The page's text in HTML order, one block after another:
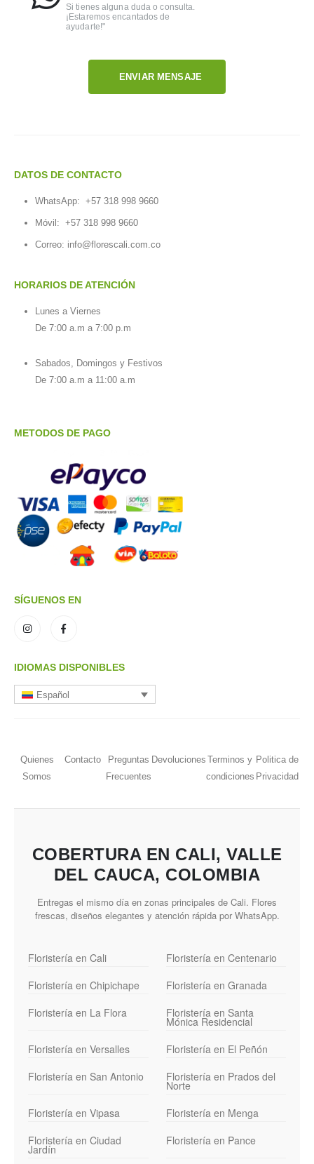
Si tienes alguna duda o consulta.
¡Estaremos encantados de
ayudarte!"
ENVIAR MENSAJE
DATOS DE CONTACTO
WhatsApp: +57 318 998 9660
Móvil: +57 318 998 9660
Correo: info@florescali.com.co
HORARIOS DE ATENCIÓN
Lunes a Viernes
De 7:00 a.m a 7:00 p.m
Sabados, Domingos y Festivos
De 7:00 a.m a 11:00 a.m
METODOS DE PAGO
SÍGUENOS EN
IDIOMAS DISPONIBLES
Español
Quienes
Somos
Contacto
Preguntas
Frecuentes
Devoluciones Terminos y
condiciones
Politica de
Privacidad
COBERTURA EN CALI, VALLE
DEL CAUCA, COLOMBIA
Entregas el mismo día en zonas principales de Cali. Flores
frescas, diseños elegantes y atención rápida por WhatsApp.
Floristería en Cali
Floristería en Centenario
Floristería en Chipichape
Floristería en Granada
Floristería en La Flora
Floristería en Santa
Mónica Residencial
Floristería en Versalles
Floristería en El Peñón
Floristería en San Antonio
Floristería en Prados del
Norte
Floristería en Vipasa
Floristería en Menga
Floristería en Ciudad
Jardín
Floristería en Pance